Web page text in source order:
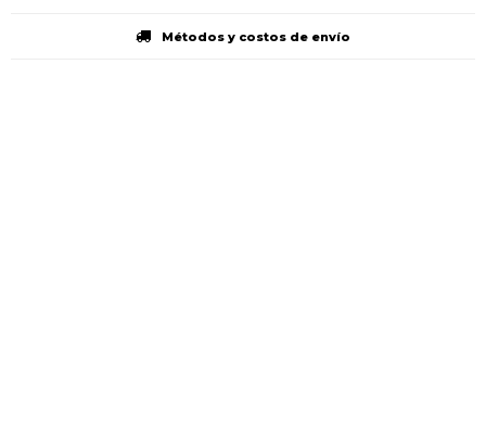
Métodos y costos de envío